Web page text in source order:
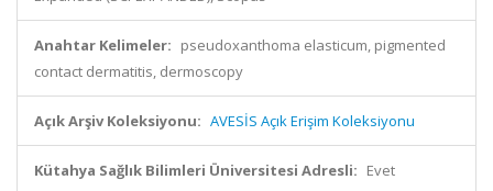
Anahtar Kelimeler: pseudoxanthoma elasticum, pigmented
contact dermatitis, dermoscopy
Açık Arşiv Koleksiyonu: AVESİS Açık Erişim Koleksiyonu
Kütahya Sağlık Bilimleri Üniversitesi Adresli: Evet